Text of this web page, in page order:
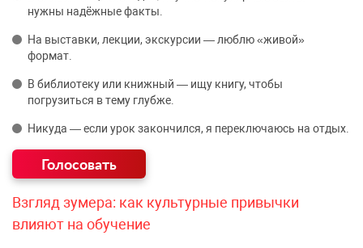
нужны надёжные факты.
На выставки, лекции, экскурсии — люблю «живой»
формат.
В библиотеку или книжный — ищу книгу, чтобы
погрузиться в тему глубже.
Никуда — если урок закончился, я переключаюсь на отдых.
Взгляд зумера: как культурные привычки
влияют на обучение